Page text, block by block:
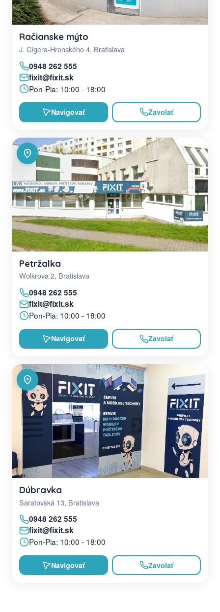
Račianske mýto
J. Cígera-Hronského 4, Bratislava
0948 262 555
fixit@fixit.sk
Pon-Pia: 10:00 - 18:00
Navigovať Zavolať
Petržalka
Wolkrova 2, Bratislava
0948 262 555
fixit@fixit.sk
Pon-Pia: 10:00 - 18:00
Navigovať Zavolať
Dúbravka
Saratovská 13, Bratislava
0948 262 555
fixit@fixit.sk
Pon-Pia: 10:00 - 18:00
Navigovať Zavolať